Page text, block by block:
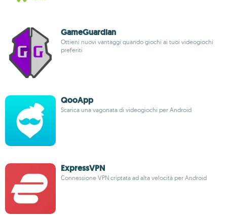
GameGuardian
Ottieni nuovi vantaggi quando giochi ai tuoi videogiochi
preferiti
QooApp
Scarica una vagonata di videogiochi per Android
ExpressVPN
Connessione VPN criptata ad alta velocità per Android